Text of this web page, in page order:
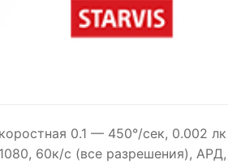
0.1 — 450°/сек, 0.002
60к/c (все разрешения),